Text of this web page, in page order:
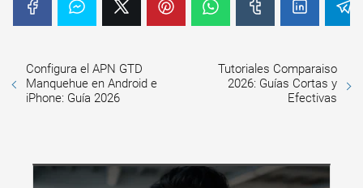
Configura el APN GTD
Manquehue en Android e
iPhone: Guía 2026
Tutoriales Comparaiso
2026: Guías Cortas y
Efectivas